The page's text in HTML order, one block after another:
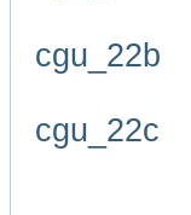
cgu_22b
cgu_22c